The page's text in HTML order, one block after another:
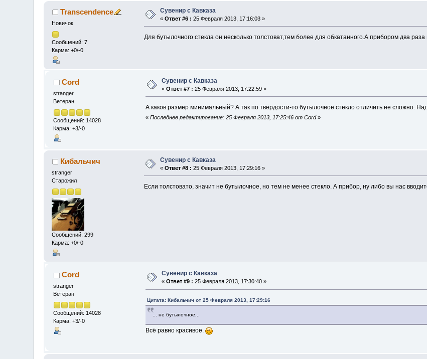
Transcendence
Новичок
Сообщений: 7
Карма: +0/-0
Сувенир с Кавказа
«Ответ #6 : 25 Февраля 2013, 17:16:03 »
Для бутылочного стекла он несколько толстоват,тем более для обкатанного.А прибором два раза
Cord
stranger
Ветеран
Сообщений: 14028
Карма: +3/-0
Сувенир с Кавказа
«Ответ #7 : 25 Февраля 2013, 17:22:59 »
А каков размер минимальный? А так по твёрдости-то бутылочное стекло отличить не сложно.
« Последнее редактирование: 25 Февраля 2013, 17:25:46 от Cord»
Кибальчич
stranger
Старожил
Сообщений: 299
Карма: +0/-0
Сувенир с Кавказа
«Ответ #8 : 25 Февраля 2013, 17:29:16 »
Если толстовато, значит не бутылочное, но тем не менее стекло. А прибор, ну либо вы нас
Cord
stranger
Ветеран
Сообщений: 14028
Карма: +3/-0
Сувенир с Кавказа
«Ответ #9 : 25 Февраля 2013, 17:30:40 »
Цитата: Кибальчич от 25 Февраля 2013, 17:29:16
... не бутылочное,..
Всё равно красивое.